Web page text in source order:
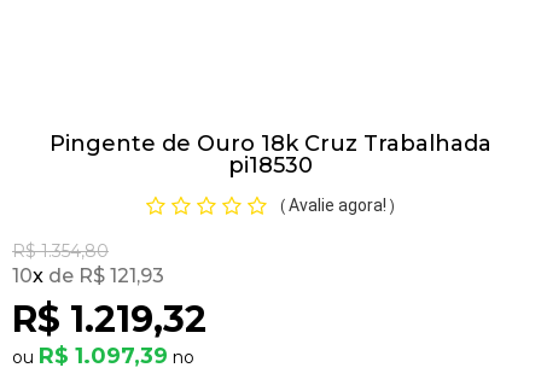
Pingente de Ouro 18k Cruz Trabalhada
pi18530
( Avalie agora! )
R$ 1.354,80
R$ 1.219,32
10x R$ 121,93
R$ 1.097,39
Pedras Preciosas
OFERTAS